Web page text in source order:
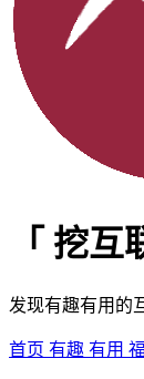
「 挖互
发现有趣有用的
首页 有趣 有用